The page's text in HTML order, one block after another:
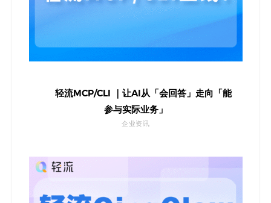
轻流MCP/CLI ｜让AI从「会回答」走向「能
参与实际业务」
企业资讯